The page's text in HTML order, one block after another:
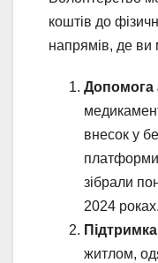
коштів до
напрямів, де ви
Допомога
внесок у
зібрали
2024 роках.
житлом,